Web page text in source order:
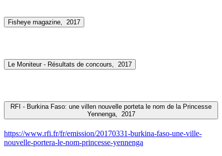
Fisheye magazine, 2017
Le Moniteur - Résultats de concours, 2017
RFI - Burkina Faso: une villen nouvelle porteta le nom de la Princesse
Yennenga, 2017
https://www.rfi.fr/fr/emission/20170331-burkina-faso-une-ville-
nouvelle-portera-le-nom-princesse-yennenga